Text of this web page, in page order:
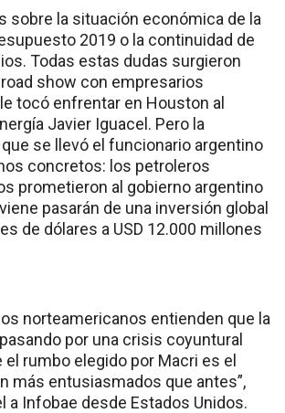
sobre la situación económica de la
2019 o la continuidad de
Todas estas dudas surgieron
show con empresarios
tocó enfrentar en Houston al
Javier Iguacel. Pero la
se llevó el funcionario argentino
concretos: los petroleros
prometieron al gobierno argentino
pasarán de una inversión global
de dólares a USD 12.000 millones
norteamericanos entienden que la
por una crisis coyuntural
el rumbo elegido por Macri es el
más entusiasmados que antes”,
a Infobae desde Estados Unidos.